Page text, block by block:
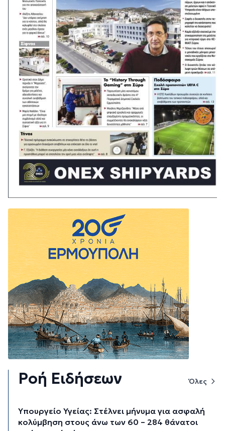
Ροή Ειδήσεων Όλες
Υπουργείο Υγείας: Στέλνει μήνυμα για ασφαλή
κολύμβηση στους άνω των 60 – 284 θάνατοι